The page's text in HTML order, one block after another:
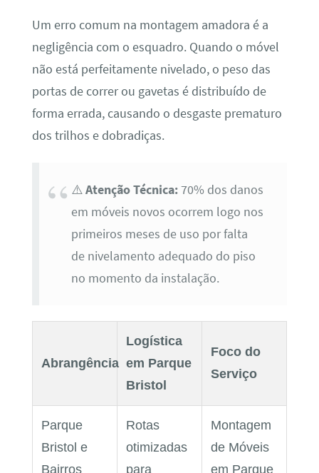
Um erro comum na montagem amadora é a
negligência com o esquadro. Quando o móvel
não está perfeitamente nivelado, o peso das
portas de correr ou gavetas é distribuído de
forma errada, causando o desgaste prematuro
dos trilhos e dobradiças.
⚠️Atenção Técnica:70% dos danos
em móveis novos ocorrem logo nos
primeiros meses de uso por falta
de nivelamento adequado do piso
no momento da instalação.
Abrangência
Logística
em Parque
Bristol
Foco do
Serviço
Parque
Bristol e
Bairros
Rotas
otimizadas
para
Montagem
de Móveis
em Parque